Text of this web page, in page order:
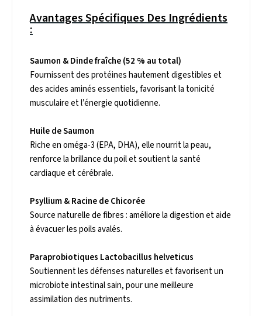
Avantages Spécifiques Des Ingrédients
:
Saumon & Dinde fraîche (52 % au total)
Fournissent des protéines hautement digestibles et
des acides aminés essentiels, favorisant la tonicité
musculaire et l’énergie quotidienne.
Huile de Saumon
Riche en oméga-3 (EPA, DHA), elle nourrit la peau,
renforce la brillance du poil et soutient la santé
cardiaque et cérébrale.
Psyllium & Racine de Chicorée
Source naturelle de fibres : améliore la digestion et aide
à évacuer les poils avalés.
Paraprobiotiques Lactobacillus helveticus
Soutiennent les défenses naturelles et favorisent un
microbiote intestinal sain, pour une meilleure
assimilation des nutriments.